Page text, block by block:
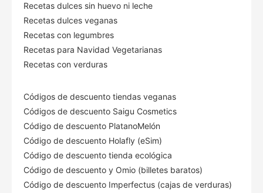
Recetas dulces sin huevo ni leche
Recetas dulces veganas
Recetas con legumbres
Recetas para Navidad Vegetarianas
Recetas con verduras
Códigos de descuento tiendas veganas
Códigos de descuento Saigu Cosmetics
Código de descuento PlatanoMelón
Código de descuento Holafly (eSim)
Código de descuento tienda ecológica
Código de descuento y Omio (billetes baratos)
Código de descuento Imperfectus (cajas de verduras)